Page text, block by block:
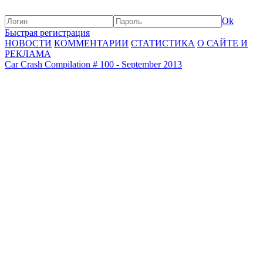
Ok
Быстрая регистрация
НОВОСТИ КОММЕНТАРИИ СТАТИСТИКА О САЙТЕ И
РЕКЛАМА
Car Crash Compilation # 100 - September 2013